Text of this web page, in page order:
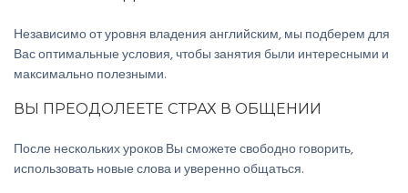
Независимо от уровня владения английским, мы подберем для
Вас оптимальные условия, чтобы занятия были интересными и
максимально полезными.
ВЫ ПРЕОДОЛЕЕТЕ СТРАХ В ОБЩЕНИИ
После нескольких уроков Вы сможете свободно говорить,
использовать новые слова и уверенно общаться.